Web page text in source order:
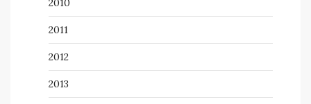
2010
2011
2012
2013